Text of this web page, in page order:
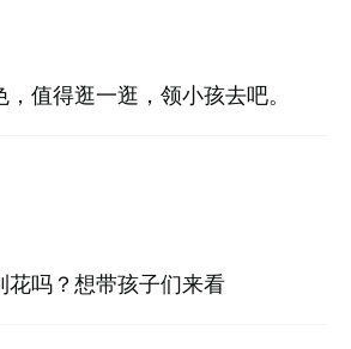
值得逛一逛，领小孩去吧。
花吗？想带孩子们来看